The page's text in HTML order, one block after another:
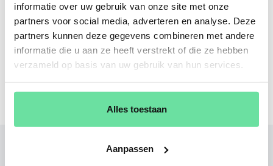
informatie over uw gebruik van onze site met onze
partners voor social media, adverteren en analyse. Deze
partners kunnen deze gegevens combineren met andere
informatie die u aan ze heeft verstrekt of die ze hebben
verzameld op basis van uw gebruik van hun services.
Alles toestaan
Aanpassen
Volg ons